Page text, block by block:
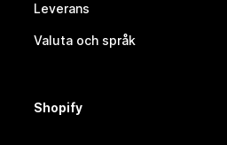
Leverans
Valuta och språk
Shopify